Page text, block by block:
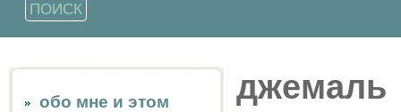
обо мне и этом
джемаль